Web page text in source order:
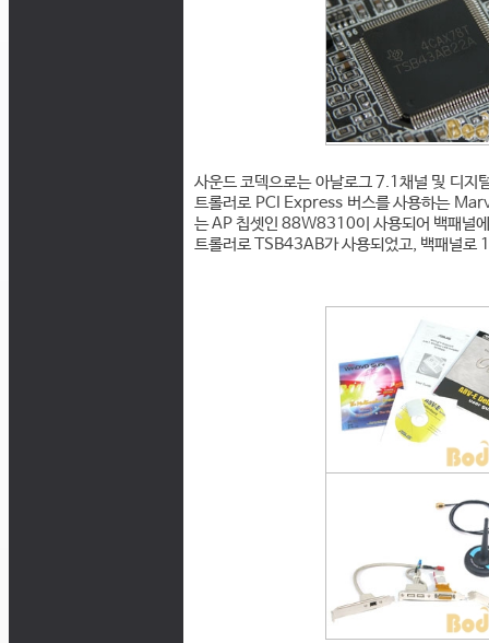
사운드 코덱으로는 아날로그 7.1채널 및 디지
트롤러로 PCI Express 버스를 사용하는
는 AP 칩셋인 88W8310이 사용되어 백패널
트롤러로 TSB43AB가 사용되었고, 백패널로